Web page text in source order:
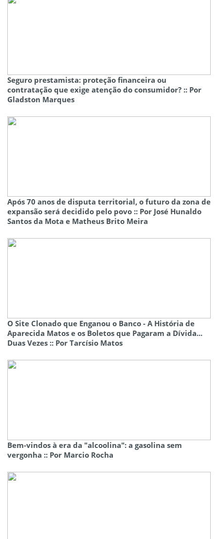
Seguro prestamista: proteção financeira ou
contratação que exige atenção do consumidor? :: Por
Gladston Marques
Após 70 anos de disputa territorial, o futuro da zona de
expansão será decidido pelo povo :: Por José Hunaldo
Santos da Mota e Matheus Brito Meira
O Site Clonado que Enganou o Banco - A História de
Aparecida Matos e os Boletos que Pagaram a Dívida...
Duas Vezes :: Por Tarcísio Matos
Bem-vindos à era da "alcoolina": a gasolina sem
vergonha :: Por Marcio Rocha